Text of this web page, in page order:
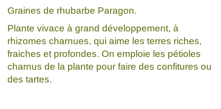
Graines de rhubarbe Paragon.
Plante vivace à grand développement, à
rhizomes charnues, qui aime les terres riches,
fraiches et profondes. On emploie les pétioles
charnus de la plante pour faire des confitures ou
des tartes.